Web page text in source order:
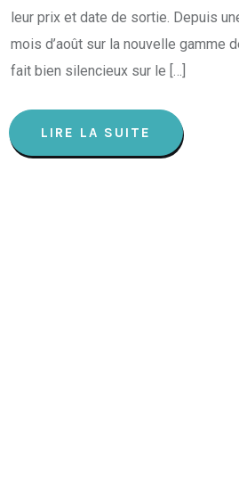
leur prix et date de sortie. Depuis
mois d’août sur la nouvelle gamme
fait bien silencieux sur le […]
LIRE LA SUITE